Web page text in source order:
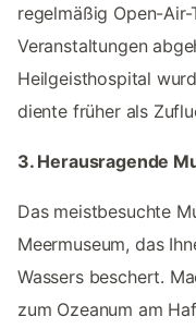
regelmäßig Open-
Veranstaltungen
Heilgeisthospital
diente früher als
3. Herausragende
Das meistbesuchte
Meermuseum, das
Wassers beschert.
zum Ozeanum am